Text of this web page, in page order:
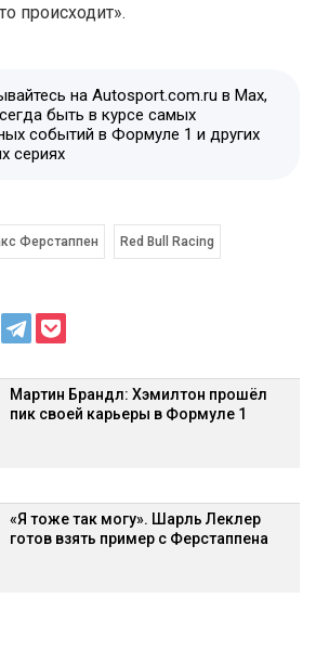
происходит».
на Autosport.com.ru в Max,
быть в курсе самых
событий в Формуле 1 и других
сериях
Ферстаппен Red Bull Racing
Мартин Брандл: Хэмилтон прошёл
пик своей карьеры в Формуле 1
«Я тоже так могу». Шарль Леклер
готов взять пример с Ферстаппена